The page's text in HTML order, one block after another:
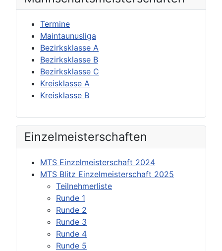
Termine
Maintaunusliga
Bezirksklasse A
Bezirksklasse B
Bezirksklasse C
Kreisklasse A
Kreisklasse B
Einzel­meisterschaften
MTS Einzelmeisterschaft 2024
MTS Blitz Einzelmeisterschaft 2025
Teilnehmerliste
Runde 1
Runde 2
Runde 3
Runde 4
Runde 5